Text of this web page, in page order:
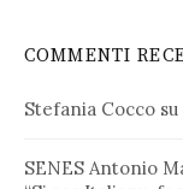
COMMENTI
Stefania Cocco su
SENES Antonio